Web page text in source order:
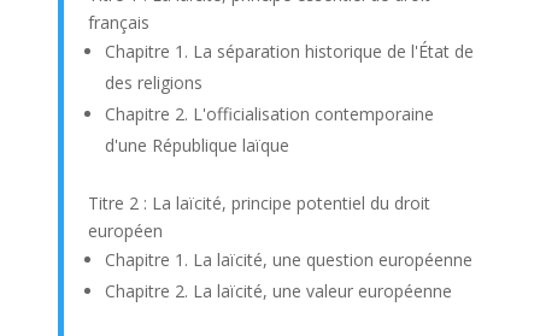
français
Chapitre 1. La séparation historique de l'État de
des religions
Chapitre 2. L'officialisation contemporaine
d'une République laïque
Titre 2 : La laïcité, principe potentiel du droit
européen
Chapitre 1. La laïcité, une question européenne
Chapitre 2. La laïcité, une valeur européenne